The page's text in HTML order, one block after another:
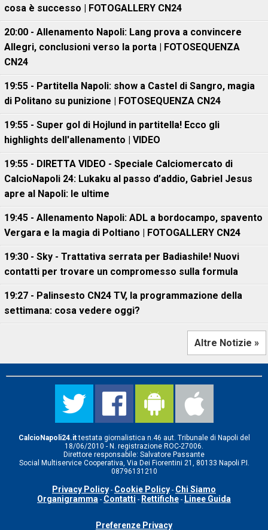
cosa è successo | FOTOGALLERY CN24
20:00 - Allenamento Napoli: Lang prova a convincere
Allegri, conclusioni verso la porta | FOTOSEQUENZA
CN24
19:55 - Partitella Napoli: show a Castel di Sangro, magia
di Politano su punizione | FOTOSEQUENZA CN24
19:55 - Super gol di Hojlund in partitella! Ecco gli
highlights dell'allenamento | VIDEO
19:55 - DIRETTA VIDEO - Speciale Calciomercato di
CalcioNapoli 24: Lukaku al passo d’addio, Gabriel Jesus
apre al Napoli: le ultime
19:45 - Allenamento Napoli: ADL a bordocampo, spavento
Vergara e la magia di Poltiano | FOTOGALLERY CN24
19:30 - Sky - Trattativa serrata per Badiashile! Nuovi
contatti per trovare un compromesso sulla formula
19:27 - Palinsesto CN24 TV, la programmazione della
settimana: cosa vedere oggi?
Altre Notizie »
CalcioNapoli24.ittestata giornalistica n.46 aut. Tribunale di Napoli del
18/06/2010 - N. registrazione ROC-27006.
Direttore responsabile: Salvatore Passante
Social Multiservice Cooperativa, Via Dei Fiorentini 21, 80133 Napoli P.I.
08796131210
Privacy Policy - Cookie Policy - Chi Siamo
Organigramma - Contatti - Rettifiche - Linee Guida
Preferenze Privacy